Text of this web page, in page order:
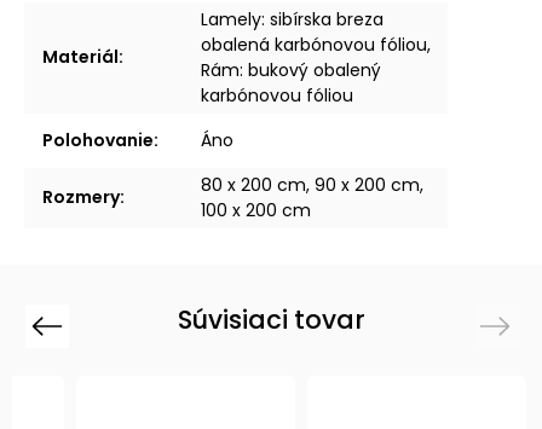
Materiál:
Lamely: sibírska breza
obalená karbónovou fóliou,
Rám: bukový obalený
karbónovou fóliou
Polohovanie: Áno
Rozmery:
80 x 200 cm, 90 x 200 cm,
100 x 200 cm
Súvisiaci tovar
Previous Next